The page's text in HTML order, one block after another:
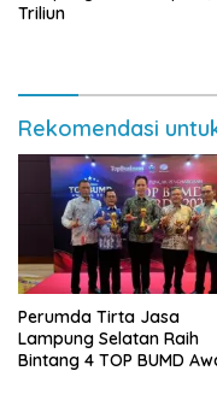
Triliun
Rekomendasi
Perumda Tirta Jasa
Lampung Selatan Raih
Bintang 4 TOP BUMD